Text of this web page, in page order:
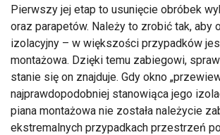
Pierwszy jej etap to usunięcie obróbek
oraz parapetów. Należy to zrobić tak, aby
izolacyjny – w większości przypadków
montażowa. Dzięki temu zabiegowi,
stanie się on znajduje. Gdy okno
najprawdopodobniej stanowiąca jego
piana montażowa nie została należycie
ekstremalnych przypadkach przestrzeń